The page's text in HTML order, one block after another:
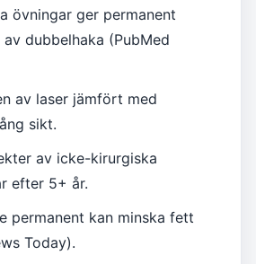
övningar ger permanent
dubbelhaka (PubMed
av laser jämfört med
sikt.
av icke-kirurgiska
efter 5+ år.
permanent kan minska fett
Today).